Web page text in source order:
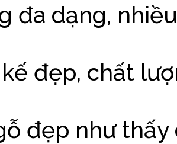
đa dạng,
đẹp, chất
đẹp như thấy